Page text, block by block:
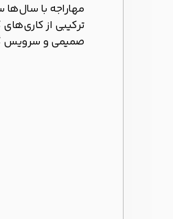
مهاراجه با
ترکیبی از
صمیمی و سرویس